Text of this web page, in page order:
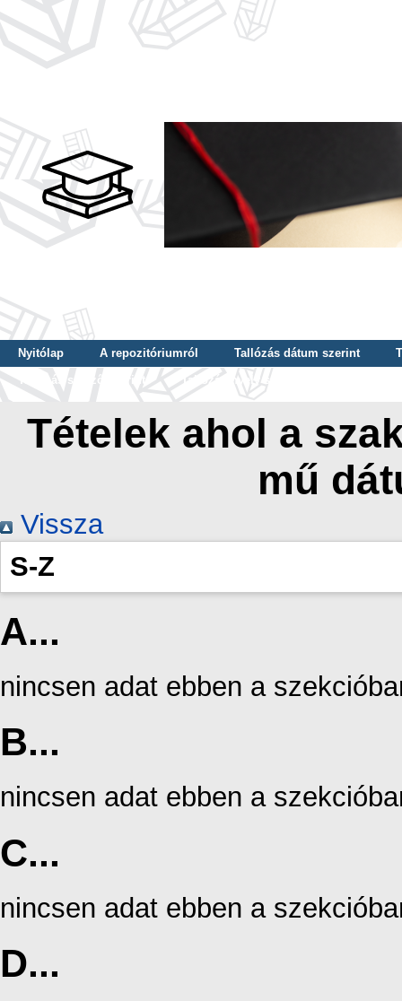
Nyitólap A repozitóriumról Tallózás dátum szerint
Tallózás szerző szerint
Tallózás nyelv szerint
Tételek ahol a
mű
Vissza
S-Z
A...
nincsen adat ebben a
B...
nincsen adat ebben a
C...
nincsen adat ebben a
D...